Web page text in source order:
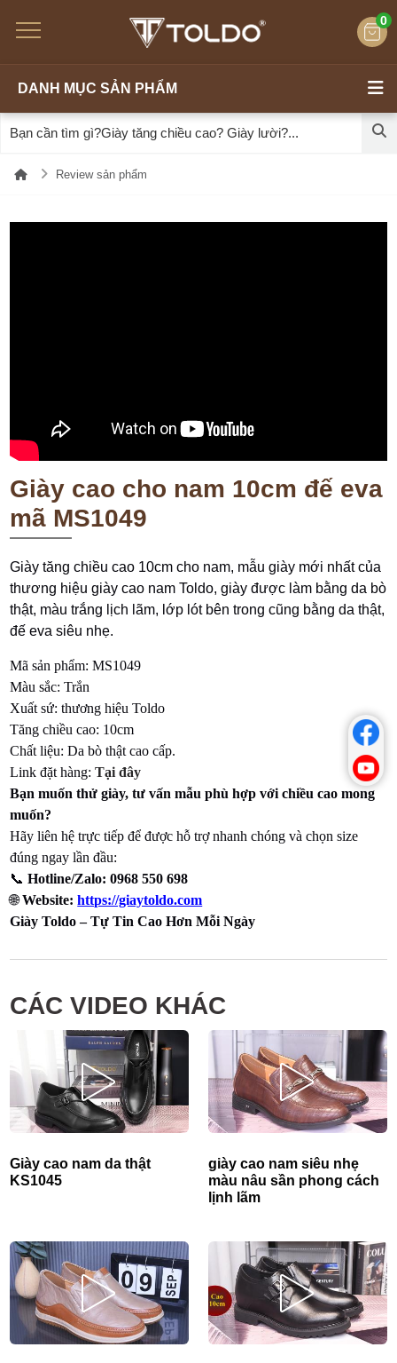
0
DANH MỤC SẢN PHẨM
Review sản phẩm
Giày cao cho nam 10cm đế eva
mã MS1049
Giày tăng chiều cao 10cm cho nam, mẫu giày mới nhất của
thương hiệu giày cao nam Toldo, giày được làm bằng da bò
thật, màu trắng lịch lãm, lớp lót bên trong cũng bằng da thật,
đế eva siêu nhẹ.
Mã sản phẩm: MS1049
Màu sắc: Trắn
Xuất sứ: thương hiệu Toldo
Tăng chiều cao: 10cm
Chất liệu: Da bò thật cao cấp.
Link đặt hàng:Tại đây
Bạn muốn thử giày, tư vấn mẫu phù hợp với chiều cao mong
muốn?
Hãy liên hệ trực tiếp để được hỗ trợ nhanh chóng và chọn size
đúng ngay lần đầu:
📞 Hotline/Zalo: 0968 550 698
🌐 Website:https://giaytoldo.com
Giày Toldo – Tự Tin Cao Hơn Mỗi Ngày
CÁC VIDEO KHÁC
Giày cao nam da thật
KS1045
giày cao nam siêu nhẹ
màu nâu sần phong cách
lịnh lãm